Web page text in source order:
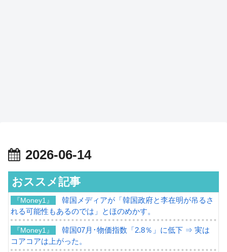
2026-06-14
おススメ記事
『Money1』
韓国メディアが「韓国政府と李在明が吊るさ
れる可能性もあるのでは」とほのめかす。
『Money1』
韓国07月･物価指数「2.8％」に低下 ⇒ 実は
コアコアは上がった。